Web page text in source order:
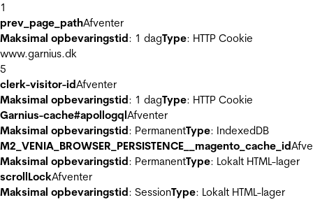
1
prev_page_pathAfventer
Maksimal opbevaringstid: 1 dagType: HTTP Cookie
www.garnius.dk
5
clerk-visitor-idAfventer
Maksimal opbevaringstid: 1 dagType: HTTP Cookie
Garnius-cache#apollogqlAfventer
Maksimal opbevaringstid: PermanentType: IndexedDB
M2_VENIA_BROWSER_PERSISTENCE__magento_cache_id
Maksimal opbevaringstid: PermanentType: Lokalt HTML-lager
scrollLockAfventer
Maksimal opbevaringstid: SessionType: Lokalt HTML-lager